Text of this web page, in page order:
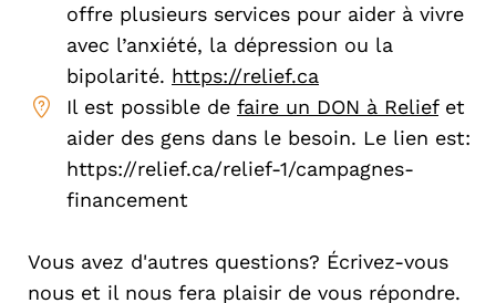
offre plusieurs services pour aider à vivre
avec l’anxiété, la dépression ou la
bipolarité. https://relief.ca
Il est possible de faire un DON à Reliefet
aider des gens dans le besoin. Le lien est:
https://relief.ca/relief-1/campagnes-
financement
Vous avez d'autres questions? Écrivez-vous
nous et il nous fera plaisir de vous répondre.